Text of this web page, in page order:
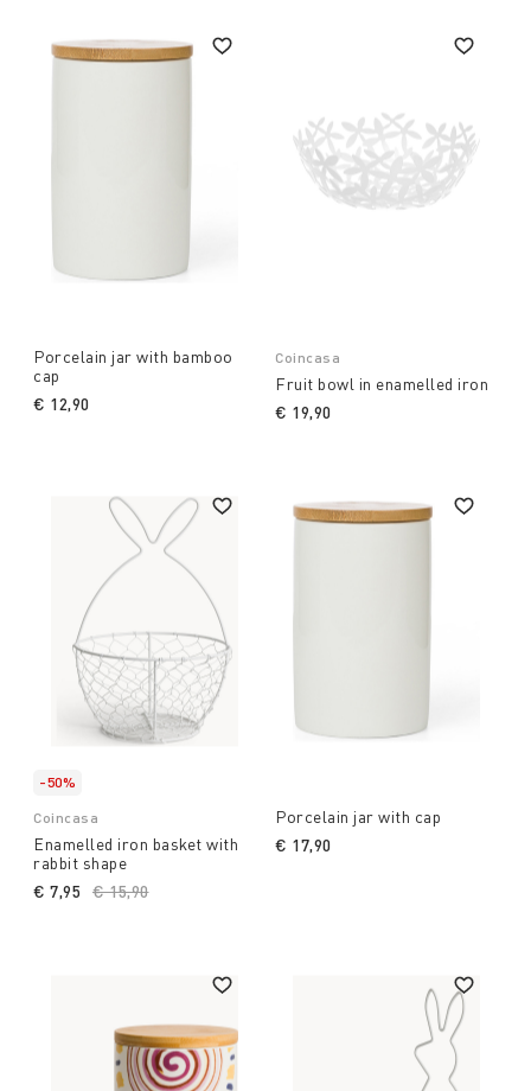
Porcelain jar with bamboo
cap
€ 12,90
Coincasa
Fruit bowl in enamelled iron
€ 19,90
-50%
Coincasa
Enamelled iron basket with
rabbit shape
Price reduced from
€ 15,90to
€ 7,95
Porcelain jar with cap
€ 17,90